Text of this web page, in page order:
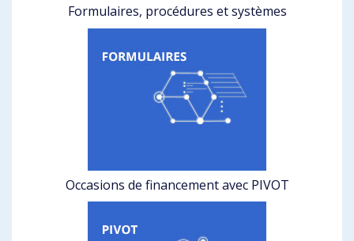
Formulaires, procédures et systèmes
Occasions de financement avec PIVOT